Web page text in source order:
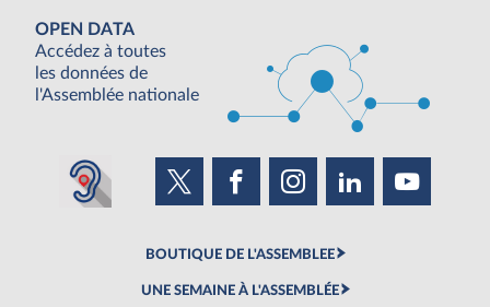
OPEN DATA
Accédez à toutes
les données de
l'Assemblée nationale
BOUTIQUE DE L'ASSEMBLEE
UNE SEMAINE À L'ASSEMBLÉE